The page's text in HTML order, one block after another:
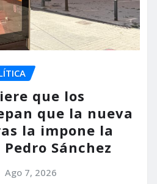
que los
que la nueva
la impone la
Sánchez
Ago 7, 2026